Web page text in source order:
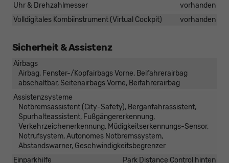
Uhr & Drehzahlmesser
vorhanden
Volldigitales Kombiinstrument (Virtual Cockpit)
vorhanden
Sicherheit & Assistenz
Airbags
Airbag, Fenster-/Kopfairbags Vorne, Beifahrerairbag
abschaltbar, Seitenairbags Vorne, Beifahrerairbag
Assistenzsysteme
Notbremsassistent (City-Safety), Berganfahrassistent,
Spurhalteassistent, Fußgängererkennung,
Verkehrzeichenerkennung, Müdigkeitserkennungs-Sensor,
Notrufsystem, Autonomes Notbremssystem,
Abstandswarner, Geschwindigkeitsbegrenzer
Einparkhilfe
Park Distance Control hinten